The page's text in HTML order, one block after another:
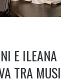
E ILEANA
TRA